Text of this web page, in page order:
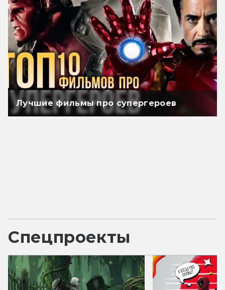
Лучшие фильмы про супергероев
Спецпроекты